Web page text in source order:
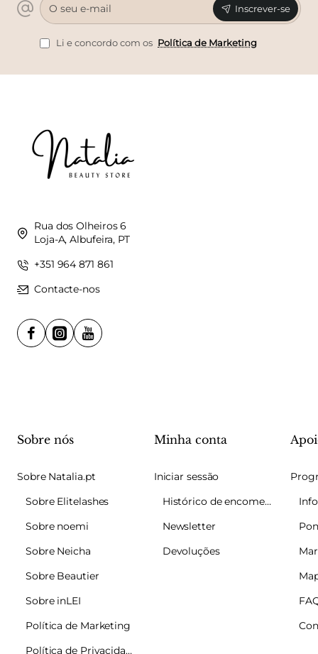
seu
e-
mail
Inscrever-se
Li e concordo com os Política de Marketing
Rua dos Olheiros 6
Loja-A, Albufeira, PT
+351 964 871 861
Contacte-nos
Sobre nós
Sobre Natalia.pt
Sobre Elitelashes
Sobre noemi
Sobre Neicha
Sobre Beautier
Sobre inLEI
Política de Marketing
Política de Privacidade
Minha conta
Iniciar sessão
Histórico de encomendas
Newsletter
Devoluções